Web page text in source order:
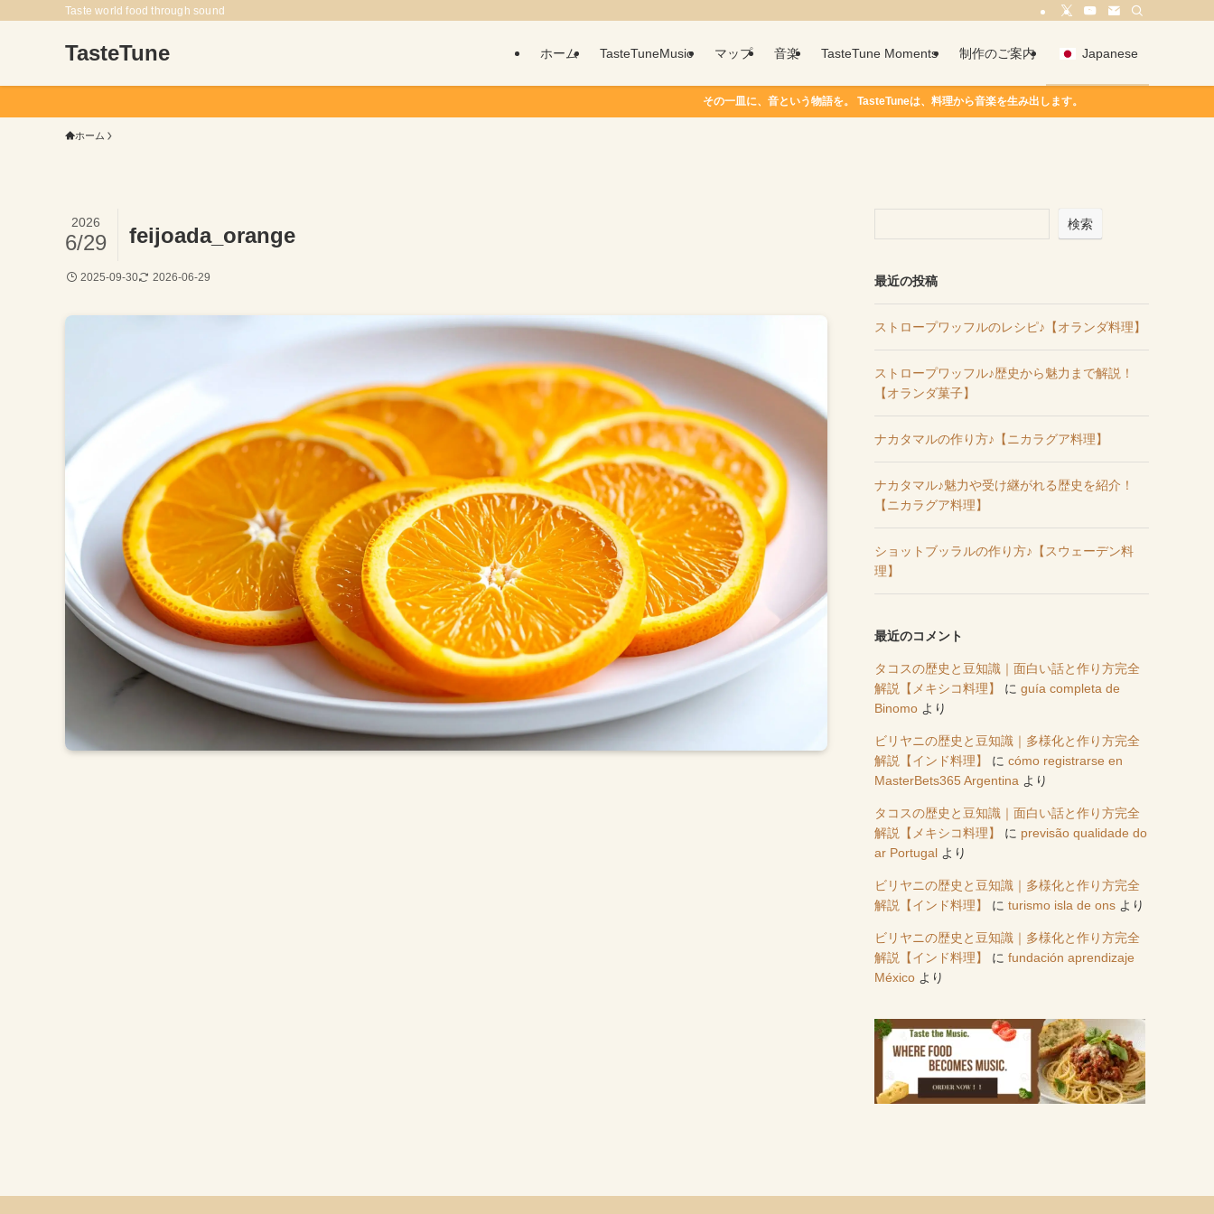
Taste world food through sound
TasteTune ホーム TasteTuneMusic マップ 音楽 TasteTune Moments 制作のご案内 Japanese
その一皿に、音という物語を。 TasteTuneは、料理から音楽を生み出します。
ホーム
feijoada_orange
2026
6/29
2025-09-30 2026-06-29
検索
最近の投稿
ストロープワッフルのレシピ♪【オランダ料理】
ストロープワッフル♪歴史から魅力まで解説！
【オランダ菓子】
ナカタマルの作り方♪【ニカラグア料理】
ナカタマル♪魅力や受け継がれる歴史を紹介！
【ニカラグア料理】
ショットブッラルの作り方♪【スウェーデン料
理】
最近のコメント
タコスの歴史と豆知識｜面白い話と作り方完全
解説【メキシコ料理】
に guía completa de
Binomo より
ビリヤニの歴史と豆知識｜多様化と作り方完全
解説【インド料理】
に cómo registrarse en
MasterBets365 Argentina より
タコスの歴史と豆知識｜面白い話と作り方完全
解説【メキシコ料理】
に previsão qualidade do
ar Portugal より
ビリヤニの歴史と豆知識｜多様化と作り方完全
解説【インド料理】
に turismo isla de ons より
ビリヤニの歴史と豆知識｜多様化と作り方完全
解説【インド料理】
に fundación aprendizaje
México より